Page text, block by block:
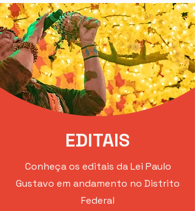
EDITAIS
Conheça os editais da Lei Paulo
Gustavo em andamento no Distrito
Federal